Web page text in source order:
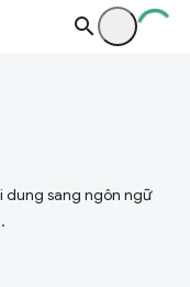
dung sang ngôn ngữ